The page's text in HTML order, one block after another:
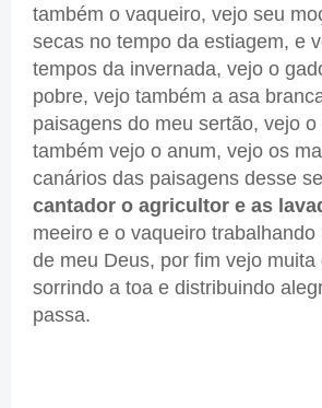
também o vaqueiro, vejo seu
secas no tempo da estiagem, e
tempos da invernada, vejo o
pobre, vejo também a asa
paisagens do meu sertão, vejo
também vejo o anum, vejo os
canários das paisagens desse
cantador o agricultor e as
meeiro e o vaqueiro trabalhando
de meu Deus, por fim vejo muita
sorrindo a toa e distribuindo
passa.